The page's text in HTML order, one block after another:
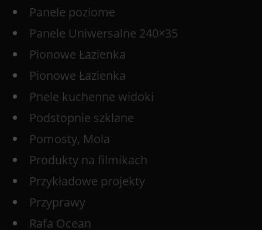
Panele poziome
Panele Uniwersalne 240×35
Pionowe Łazienka
Pionowe Łazienka
Pnele kuchenne widoki
Podstopnie szklane
Pomosty, Mola
Produkty na filmikach
Przykładowe projekty
Przyprawy
Rafa Ocean